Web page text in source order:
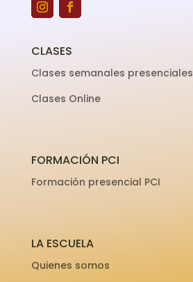
CLASES
Clases semanales presenciales
Clases Online
FORMACIÓN PCI
Formación presencial PCI
LA ESCUELA
Quienes somos